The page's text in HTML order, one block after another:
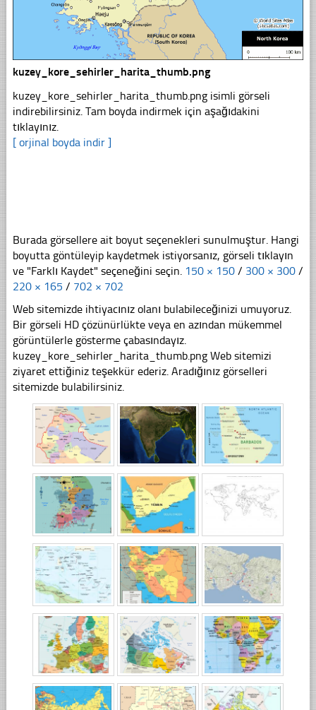
kuzey_kore_sehirler_harita_thumb.png
kuzey_kore_sehirler_harita_thumb.png isimli görseli
indirebilirsiniz. Tam boyda indirmek için aşağıdakini
tıklayınız.
[ orjinal boyda indir ]
Burada görsellere ait boyut seçenekleri sunulmuştur. Hangi
boyutta göntüleyip kaydetmek istiyorsanız, görseli tıklayın
ve "Farklı Kaydet" seçeneğini seçin. 150 × 150 / 300 × 300 /
220 × 165 / 702 × 702
Web sitemizde ihtiyacınız olanı bulabileceğinizi umuyoruz.
Bir görseli HD çözünürlükte veya en azından mükemmel
görüntülerle gösterme çabasındayız.
kuzey_kore_sehirler_harita_thumb.png Web sitemizi
ziyaret ettiğiniz teşekkür ederiz. Aradığınız görselleri
sitemizde bulabilirsiniz.